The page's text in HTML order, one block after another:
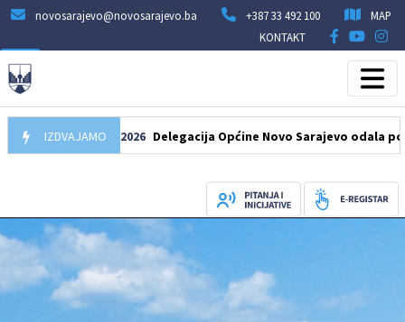
novosarajevo@novosarajevo.ba +387 33 492 100
MAP
KONTAKT
IZDVAJAMO
07.08.2026 Delegacija Općine Novo Sarajevo odala počast